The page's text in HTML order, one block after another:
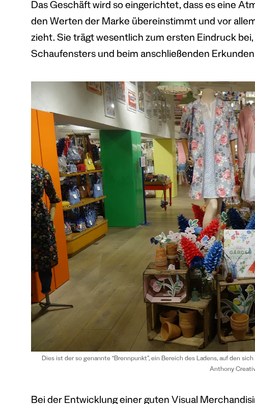
Das Geschäft wird so eingerichtet, dass es eine
den Werten der Marke übereinstimmt und vor
zieht. Sie trägt wesentlich zum ersten Eindruck
Schaufensters und beim anschließenden
Dies ist der so genannte “Brennpunkt”, ein Bereich des Ladens, auf den
Anthony
Bei der Entwicklung einer guten Visual